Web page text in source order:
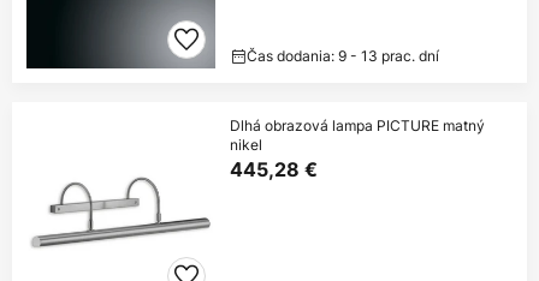
Čas dodania: 9 - 13 prac. dní
Dlhá obrazová lampa PICTURE matný
nikel
445,28 €